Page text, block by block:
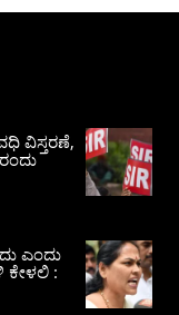
ವಿಸ್ತರಣೆ,
ಎಂದು
: